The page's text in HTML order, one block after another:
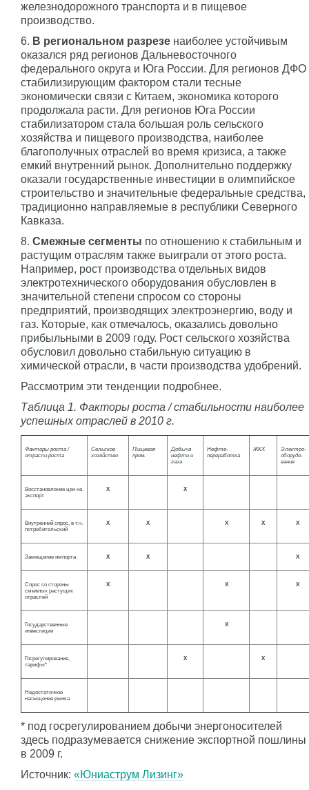
железнодорожного транспорта и в пищевое
производство.
6. В региональном разрезе наиболее устойчивым
оказался ряд регионов Дальневосточного
федерального округа и Юга России. Для регионов ДФО
стабилизирующим фактором стали тесные
экономически связи с Китаем, экономика которого
продолжала расти. Для регионов Юга России
стабилизатором стала большая роль сельского
хозяйства и пищевого производства, наиболее
благополучных отраслей во время кризиса, а также
емкий внутренний рынок. Дополнительно поддержку
оказали государственные инвестиции в олимпийское
строительство и значительные федеральные средства,
традиционно направляемые в республики Северного
Кавказа.
8. Смежные сегменты по отношению к стабильным и
растущим отраслям также выиграли от этого роста.
Например, рост производства отдельных видов
электротехнического оборудования обусловлен в
значительной степени спросом со стороны
предприятий, производящих электроэнергию, воду и
газ. Которые, как отмечалось, оказались довольно
прибыльными в 2009 году. Рост сельского хозяйства
обусловил довольно стабильную ситуацию в
химической отрасли, в части производства удобрений.
Рассмотрим эти тенденции подробнее.
Таблица 1. Факторы роста / стабильности наиболее
успешных отраслей в 2010 г.
Факторы роста /
отрасли роста
Сельское
хозяйство
Пищевая
пром.
Добыча
нефти и
газа
Нефте-
переработка
ЖКХ
Электро-
оборудо-
вание
Восстановление цен на
экспорт
Х Х
Внутренний спрос, в т.ч.
потребительский
Х Х Х Х Х
Замещение импорта Х Х Х
Спрос со стороны
смежных растущих
отраслей
Х Х Х
Государственные
инвестиции
Х
Госрегулирование,
тарифы*
Х Х
Недостаточное
насыщение рынка
* под госрегулированием добычи энергоносителей
здесь подразумевается снижение экспортной пошлины
в 2009 г.
Источник: «Юниаструм Лизинг»